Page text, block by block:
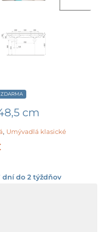
cm
, Umývadlá klasické
393,48 €
dní do 2 týždňov